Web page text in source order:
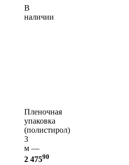
В
наличии
Пленочная
упаковка
(полистирол)
3
м —
2 47590